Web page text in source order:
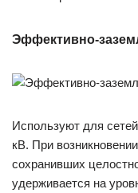
Эффективно-
Используют для
кВ. При
сохранивших
удерживается на